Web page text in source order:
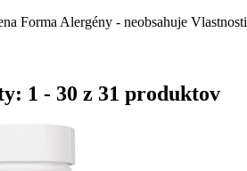
Forma Alergény - neobsahuje Vlastnosti
1 - 30 z 31 produktov